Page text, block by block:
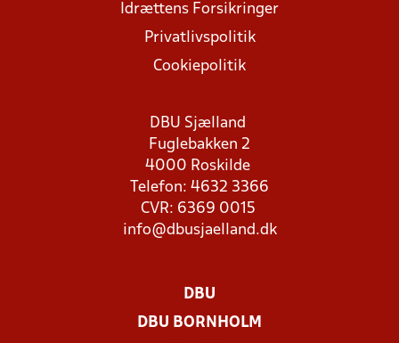
Idrættens Forsikringer
Privatlivspolitik
Cookiepolitik
DBU Sjælland
Fuglebakken 2
4000 Roskilde
Telefon: 4632 3366
CVR: 6369 0015
info@dbusjaelland.dk
DBU
DBU BORNHOLM